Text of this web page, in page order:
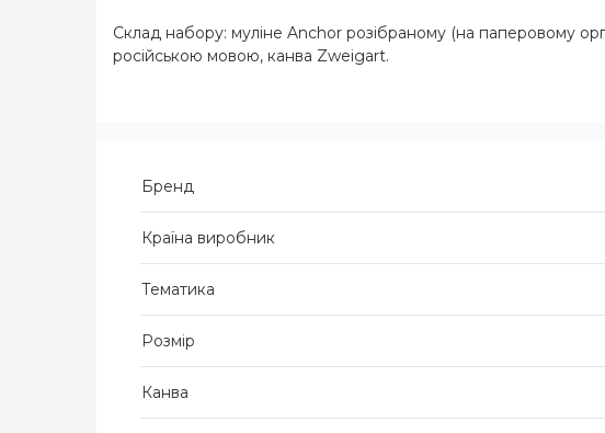
Склад набору: муліне Anchor розібраному (на паперовому
російською мовою, канва Zweigart.
Бренд
Країна виробник
Тематика
Розмір
Канва